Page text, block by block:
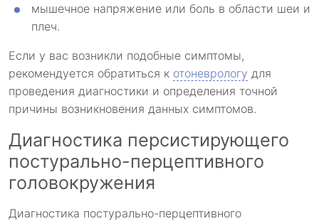
мышечное напряжение или боль в области шеи и
плеч.
Если у вас возникли подобные симптомы,
рекомендуется обратиться к отоневрологу для
проведения диагностики и определения точной
причины возникновения данных симптомов.
Диагностика персистирующего
постурально-перцептивного
головокружения
Диагностика постурально-перцептивного